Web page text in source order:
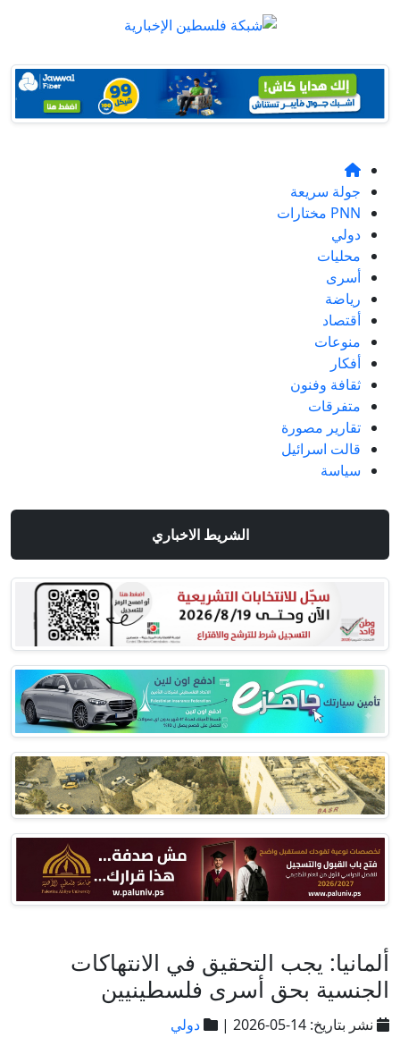
جولة سريعة
PNN مختارات
دولي
محليات
أسرى
رياضة
أقتصاد
منوعات
أفكار
ثقافة وفنون
متفرقات
تقارير مصورة
قالت اسرائيل
سياسة
الشريط الاخباري
ألمانيا: يجب التحقيق في الانتهاكات
الجنسية بحق أسرى فلسطينيين
نشر بتاريخ: 14-05-2026 | دولي